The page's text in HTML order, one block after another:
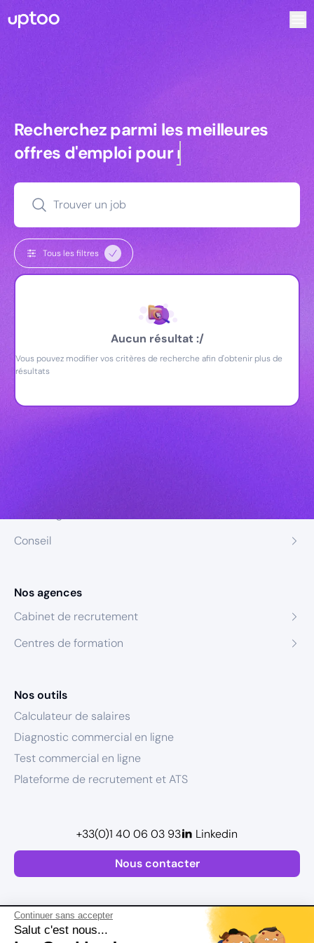
Continuer sans accepter
Salut c'est nous...
Recherchez parmi les meilleures
Recherchez parmi les meilleures
offres d'emploi pourmanagers
Trouver un job
Tous les filtres
Aucun résultat :/
Vous pouvez modifier vos critères de recherche afin d'obtenir plus de
résultats
Conseil
Nos agences
Cabinet de recrutement
Centres de formation
Nos outils
Calculateur de salaires
Diagnostic commercial en ligne
Test commercial en ligne
Plateforme de recrutement et ATS
Nous contacter
+33(0)1 40 06 03 93 Linkedin